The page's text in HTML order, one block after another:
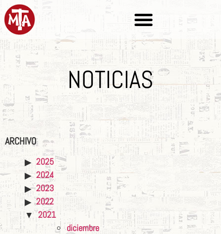
NOTICIAS
ARCHIVO
2025
2024
2023
2022
2021
diciembre